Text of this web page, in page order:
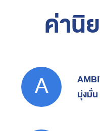
ค่านิ
A
มุ่งมั่น